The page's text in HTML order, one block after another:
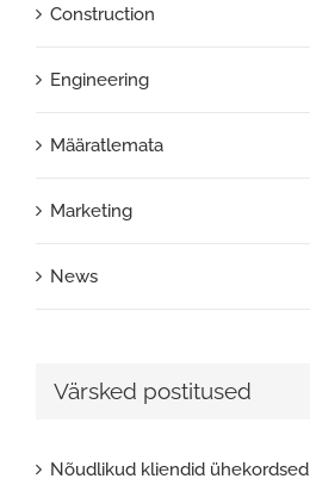
Construction
Engineering
Määratlemata
Marketing
News
Värsked postitused
Nõudlikud kliendid ühekordsed